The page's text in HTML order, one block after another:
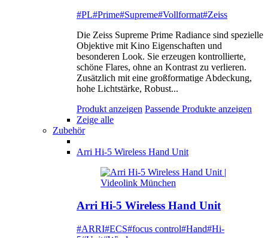
#PL#Prime#Supreme#Vollformat#Zeiss
Die Zeiss Supreme Prime Radiance sind spezielle
Objektive mit Kino Eigenschaften und
besonderen Look. Sie erzeugen kontrollierte,
schöne Flares, ohne an Kontrast zu verlieren.
Zusätzlich mit eine großformatige Abdeckung,
hohe Lichtstärke, Robust...
Produkt anzeigen Passende Produkte anzeigen
Zeige alle
Zubehör
Arri Hi-5 Wireless Hand Unit
Arri Hi-5 Wireless Hand Unit
#ARRI#ECS#focus control#Hand#Hi-